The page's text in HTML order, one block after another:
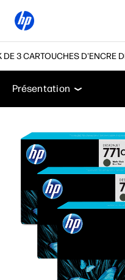
DE 3 CARTOUCHES D'ENCRE
Présentation
Présentation
Assistance